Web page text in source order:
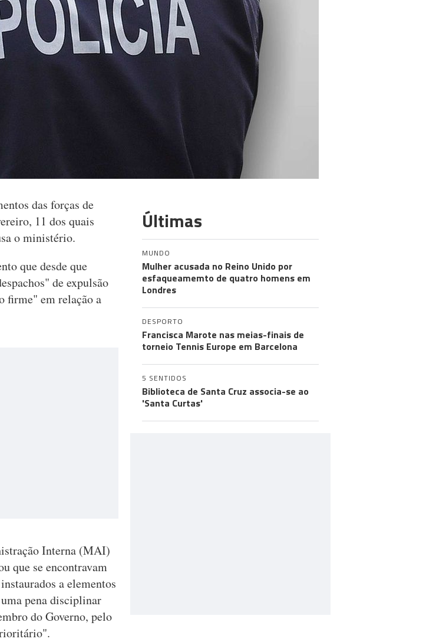
das forças de
11 dos quais
o ministério.
que desde que
de expulsão
firme" em relação a
Interna (MAI)
que se encontravam
a elementos
pena disciplinar
do Governo, pelo
Últimas
MUNDO
Mulher acusada no Reino Unido por
esfaqueamemto de quatro homens em
Londres
DESPORTO
Francisca Marote nas meias-finais de
torneio Tennis Europe em Barcelona
5 SENTIDOS
Biblioteca de Santa Cruz associa-se ao
'Santa Curtas'